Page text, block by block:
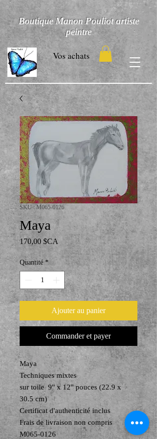
Boutique Manon Pouliot artiste
peintre
Vos achats
SKU : M065-0126
Maya
170,00 $CAPrix
Quantité *
Ajouter au panier
Commander et payer
Maya
Techniques mixtes
sur toile 9'' x 12'' pouces (22.9 x
30.5 cm)
Certificat d'authenticité inclus
Frais de livraison non compris
M065-0126